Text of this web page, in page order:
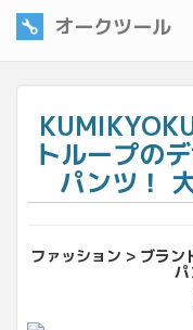
オークツール
トループの
パンツ！
ファッション > ブラ